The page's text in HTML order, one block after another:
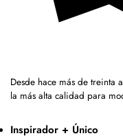
Desde hace más de treinta
la más alta calidad para
Inspirador + Único